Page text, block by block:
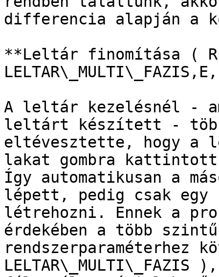
differencia alapján a
**Leltár finomítása (
A leltár kezelésnél -
leltárt készített -
eltévesztette, hogy a
lakat gombra kattintott,
Így automatikusan a
lépett, pedig csak
létrehozni. Ennek a
érdekében a több
rendszerparaméterhez